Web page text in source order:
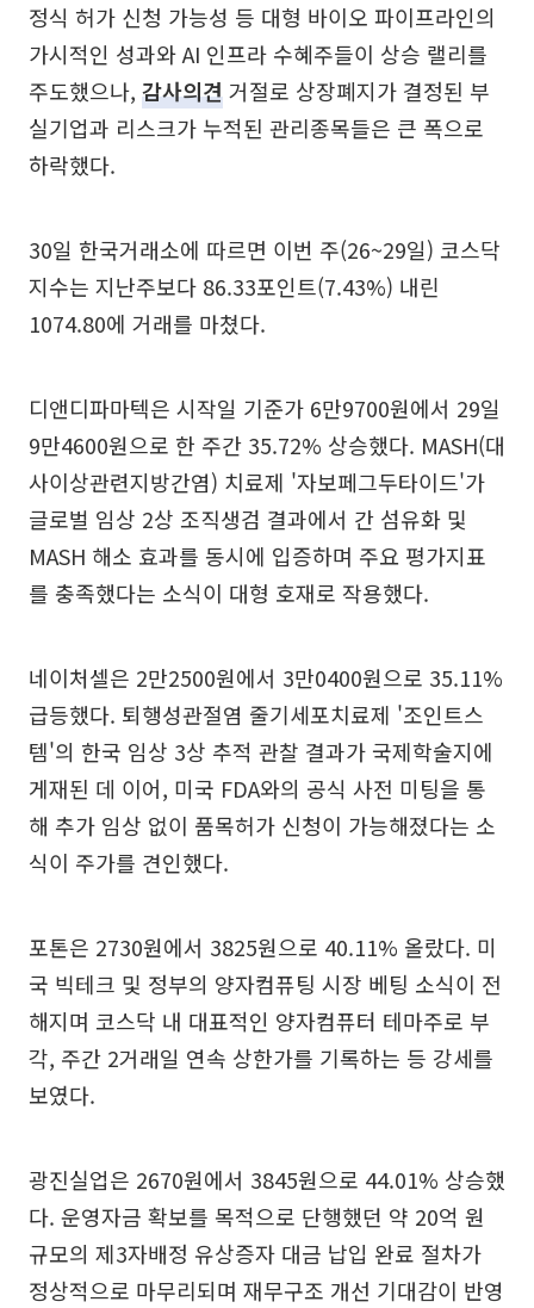
정식 허가 신청 가능성 등 대형 바이오 파이프라인의
가시적인 성과와 AI 인프라 수혜주들이 상승 랠리를
주도했으나, 감사의견거절로 상장폐지가 결정된 부
실기업과 리스크가 누적된 관리종목들은 큰 폭으로
하락했다.
30일 한국거래소에 따르면 이번 주(26~29일) 코스닥
지수는 지난주보다 86.33포인트(7.43%) 내린
1074.80에 거래를 마쳤다.
디앤디파마텍은 시작일 기준가 6만9700원에서 29일
9만4600원으로 한 주간 35.72% 상승했다. MASH(대
사이상관련지방간염) 치료제 '자보페그두타이드'가
글로벌 임상 2상 조직생검 결과에서 간 섬유화 및
MASH 해소 효과를 동시에 입증하며 주요 평가지표
를 충족했다는 소식이 대형 호재로 작용했다.
네이처셀은 2만2500원에서 3만0400원으로 35.11%
급등했다. 퇴행성관절염 줄기세포치료제 '조인트스
템'의 한국 임상 3상 추적 관찰 결과가 국제학술지에
게재된 데 이어, 미국 FDA와의 공식 사전 미팅을 통
해 추가 임상 없이 품목허가 신청이 가능해졌다는 소
식이 주가를 견인했다.
포톤은 2730원에서 3825원으로 40.11% 올랐다. 미
국 빅테크 및 정부의 양자컴퓨팅 시장 베팅 소식이 전
해지며 코스닥 내 대표적인 양자컴퓨터 테마주로 부
각, 주간 2거래일 연속 상한가를 기록하는 등 강세를
보였다.
광진실업은 2670원에서 3845원으로 44.01% 상승했
다. 운영자금 확보를 목적으로 단행했던 약 20억 원
규모의 제3자배정 유상증자 대금 납입 완료 절차가
정상적으로 마무리되며 재무구조 개선 기대감이 반영